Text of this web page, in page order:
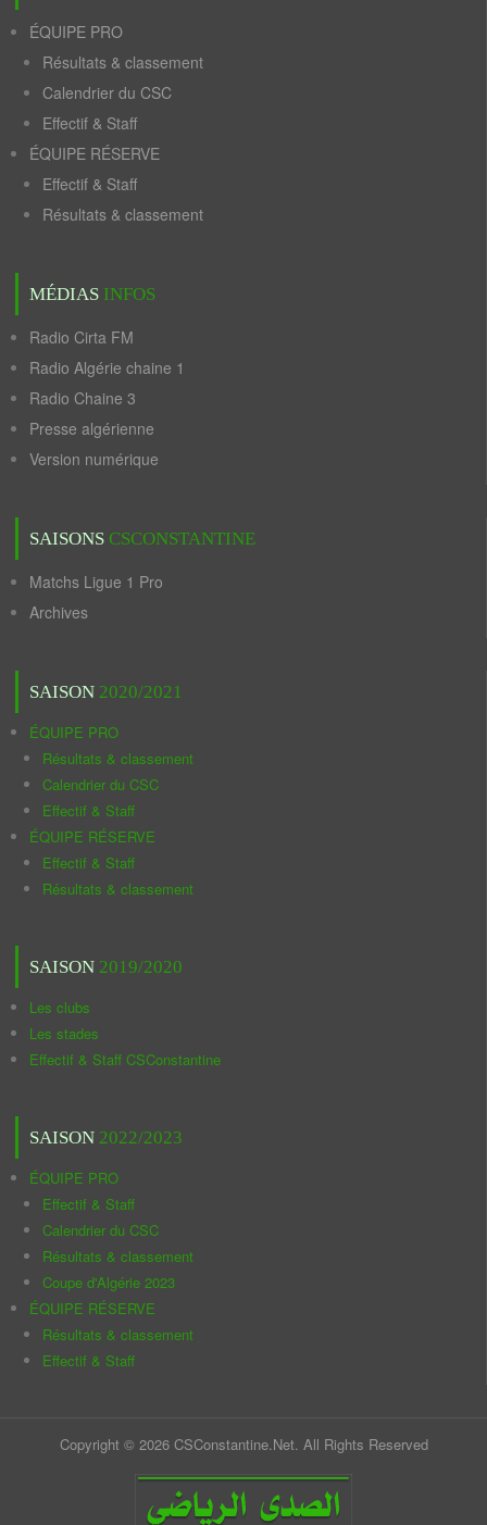
ÉQUIPE PRO
Résultats & classement
Calendrier du CSC
Effectif & Staff
ÉQUIPE RÉSERVE
Effectif & Staff
Résultats & classement
MÉDIAS INFOS
Radio Cirta FM
Radio Algérie chaine 1
Radio Chaine 3
Presse algérienne
Version numérique
SAISONS CSCONSTANTINE
Matchs Ligue 1 Pro
Archives
SAISON 2020/2021
ÉQUIPE PRO
Résultats & classement
Calendrier du CSC
Effectif & Staff
ÉQUIPE RÉSERVE
Effectif & Staff
Résultats & classement
SAISON 2019/2020
Les clubs
Les stades
Effectif & Staff CSConstantine
SAISON 2022/2023
ÉQUIPE PRO
Effectif & Staff
Calendrier du CSC
Résultats & classement
Coupe d'Algérie 2023
ÉQUIPE RÉSERVE
Résultats & classement
Effectif & Staff
Copyright © 2026 CSConstantine.Net. All Rights Reserved